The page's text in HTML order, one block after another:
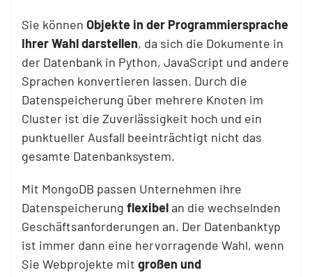
Sie können Objekte in der Programmiersprache
Ihrer Wahl darstellen, da sich die Dokumente in
der Datenbank in Python, JavaScript und andere
Sprachen konvertieren lassen. Durch die
Datenspeicherung über mehrere Knoten im
Cluster ist die Zuverlässigkeit hoch und ein
punktueller Ausfall beeinträchtigt nicht das
gesamte Datenbanksystem.
Mit MongoDB passen Unternehmen ihre
Datenspeicherung flexibelan die wechselnden
Geschäftsanforderungen an. Der Datenbanktyp
ist immer dann eine hervorragende Wahl, wenn
Sie Webprojekte mit großen und